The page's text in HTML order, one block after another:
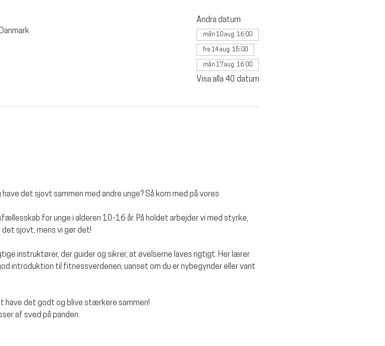
Andra datum
mån 10 aug. 16:00
fre 14 aug. 15:00
mån 17 aug. 16:00
Visa alla 40 datum
det sjovt sammen med andre unge? Så kom med på vores
for unge i alderen 10-16 år. På holdet arbejder vi med styrke,
sjovt, mens vi gør det!
instruktører, der guider og sikrer, at øvelserne laves rigtigt. Her lærer
introduktion til fitnessverdenen, uanset om du er nybegynder eller vant
have det godt og blive stærkere sammen!
af sved på panden.